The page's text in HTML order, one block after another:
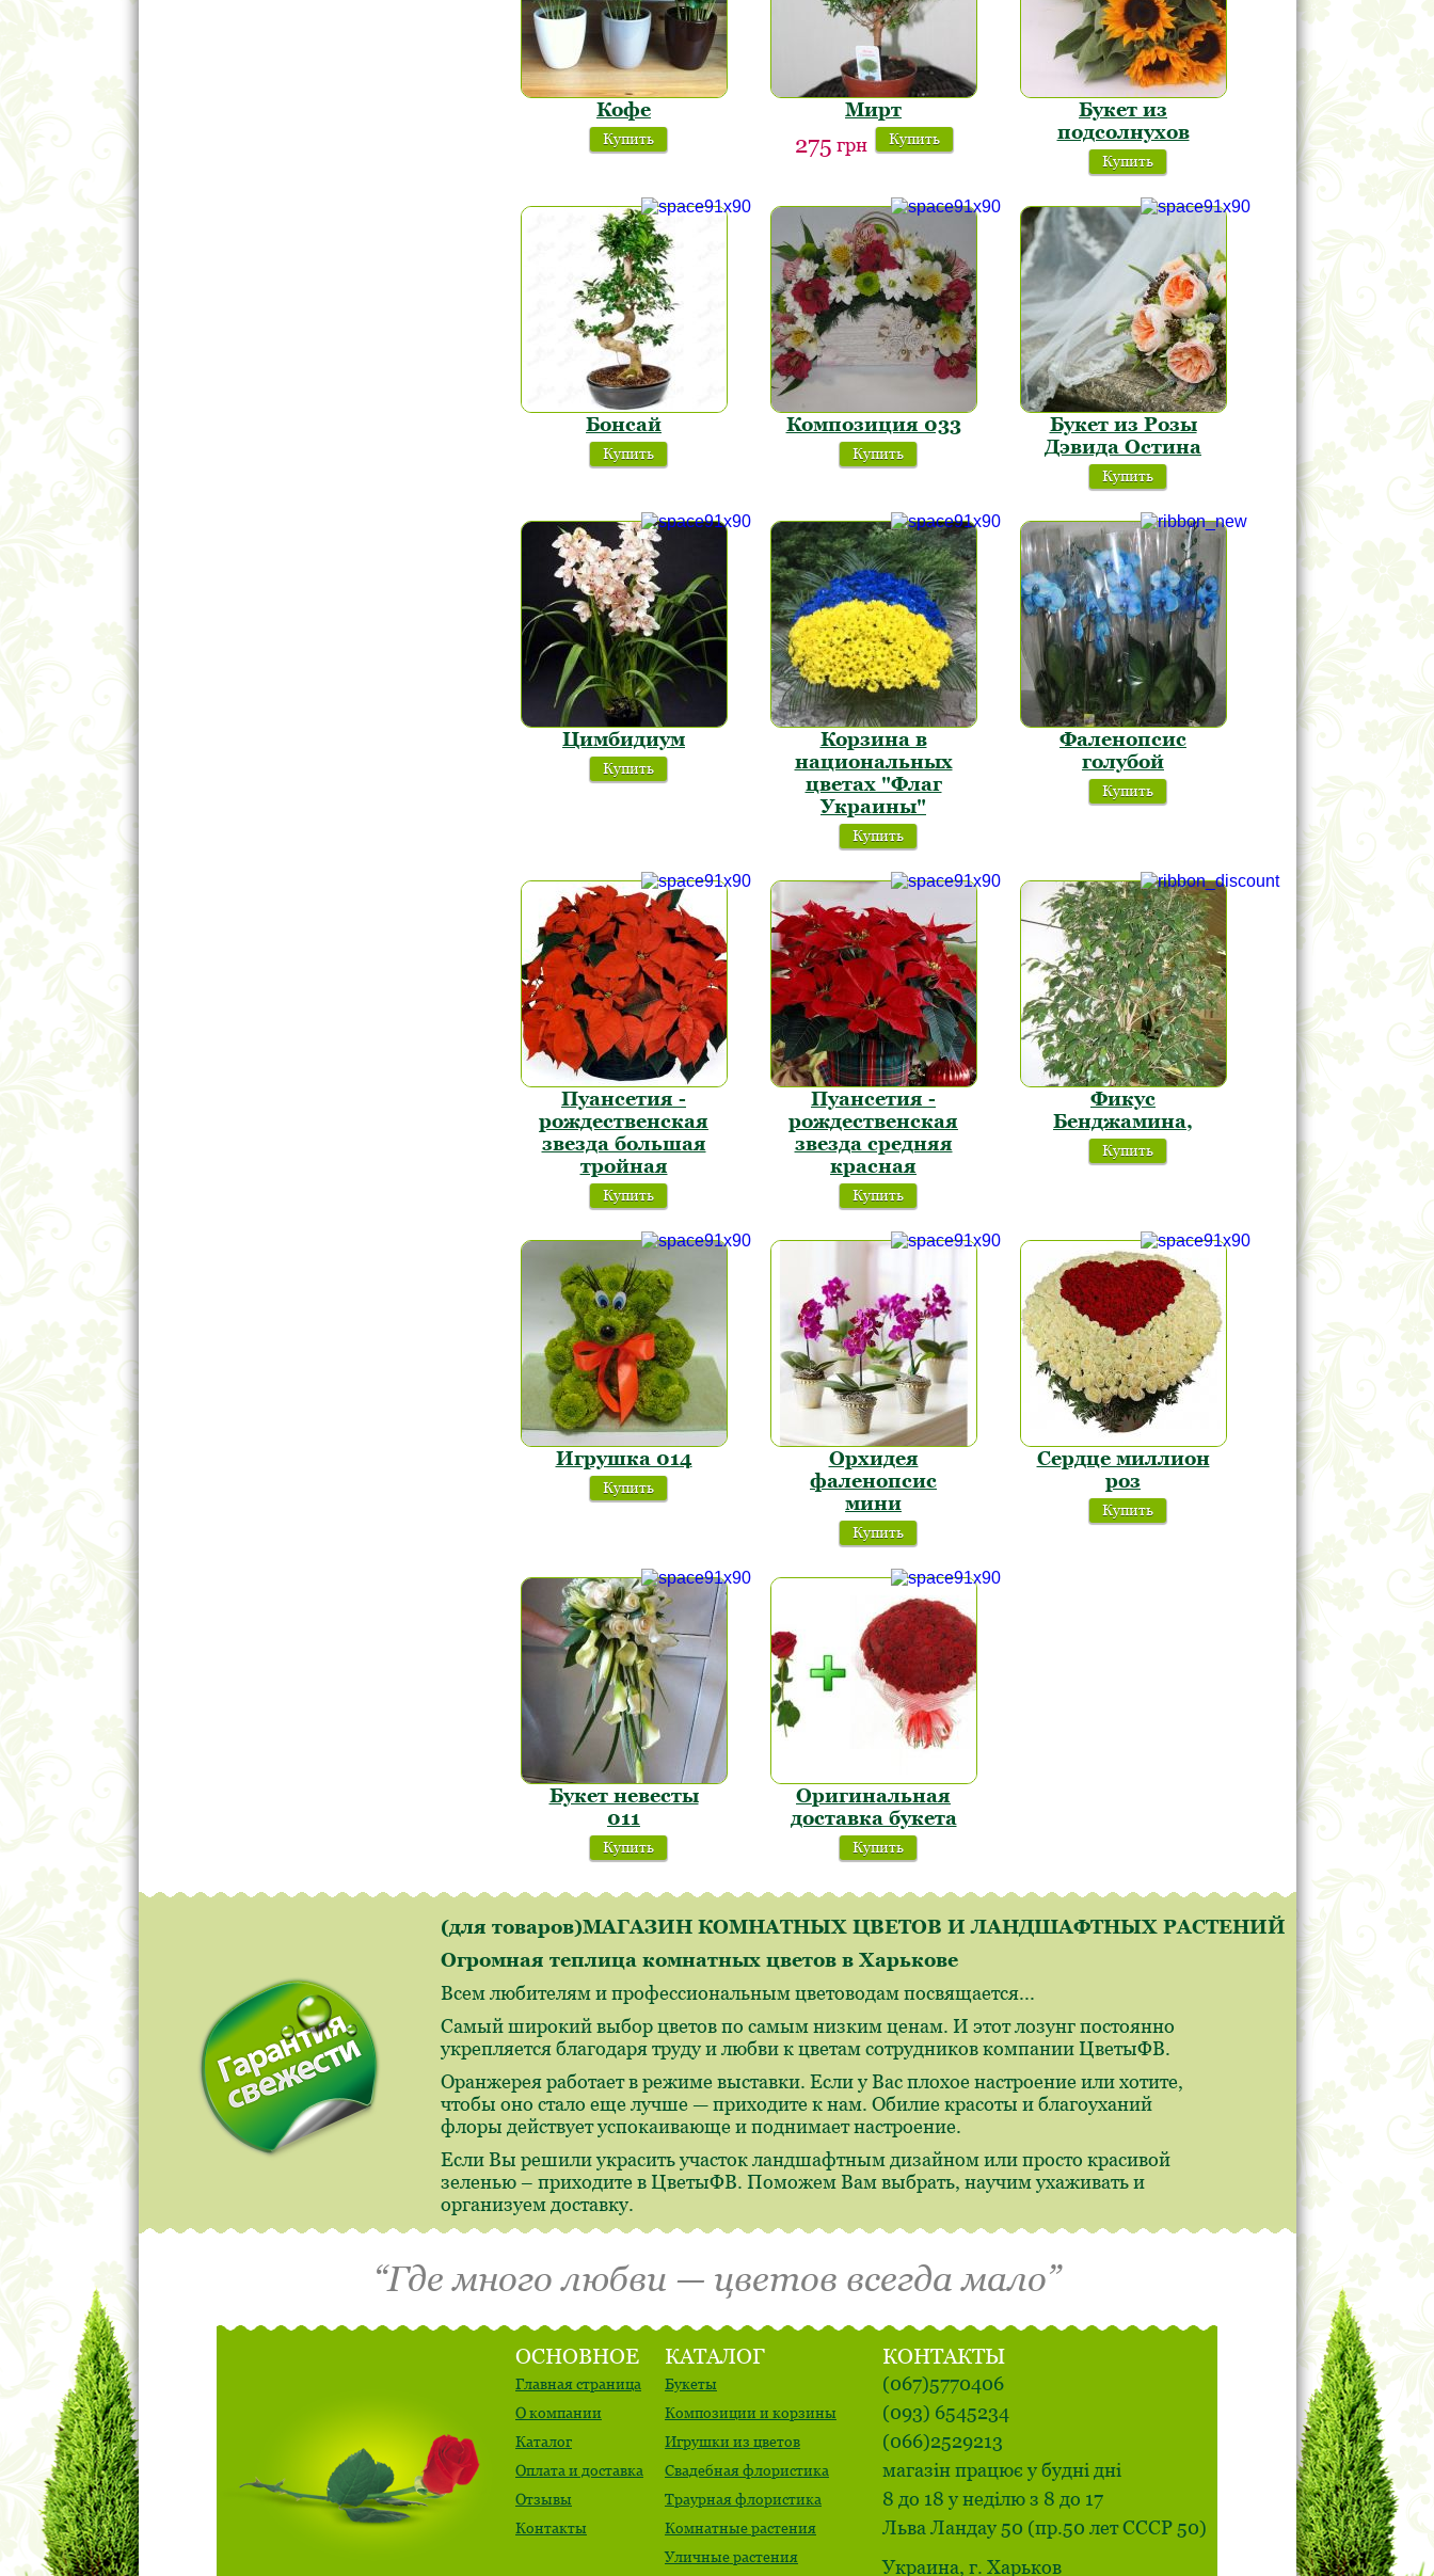
Кофе
Купить
Мирт
275 грн Купить
Букет из
подсолнухов
Купить
Бонсай
Купить
Композиция 033
Купить
Букет из Розы
Дэвида Остина
Купить
Цимбидиум
Купить
Корзина в
национальных
цветах "Флаг
Украины"
Купить
Фаленопсис
голубой
Купить
Пуансетия -
рождественская
звезда большая
тройная
Купить
Пуансетия -
рождественская
звезда средняя
красная
Купить
Фикус
Бенджамина,
Купить
Игрушка 014
Купить
Орхидея
фаленопсис
мини
Купить
Сердце миллион
роз
Купить
Букет невесты
011
Купить
Оригинальная
доставка букета
Купить
(для товаров)МАГАЗИН КОМНАТНЫХ ЦВЕТОВ И ЛАНДШАФТНЫХ РАСТЕНИЙ
Огромная теплица комнатных цветов в Харькове
Всем любителям и профессиональным цветоводам посвящается...
Самый широкий выбор цветов по самым низким ценам. И этот лозунг постоянно
укрепляется благодаря труду и любви к цветам сотрудников компании ЦветыФВ.
Оранжерея работает в режиме выставки. Если у Вас плохое настроение или хотите,
чтобы оно стало еще лучше — приходите к нам. Обилие красоты и благоуханий
флоры действует успокаивающе и поднимает настроение.
Если Вы решили украсить участок ландшафтным дизайном или просто красивой
зеленью – приходите в ЦветыФВ. Поможем Вам выбрать, научим ухаживать и
организуем доставку.
“Где много любви — цветов всегда мало”
ОСНОВНОЕ
Главная страница
О компании
Каталог
Оплата и доставка
Отзывы
Контакты
КАТАЛОГ
Букеты
Композиции и корзины
Игрушки из цветов
Свадебная флористика
Траурная флористика
Комнатные растения
Уличные растения
КОНТАКТЫ
(067)5770406
(093) 6545234
(066)2529213
магазін працює у будні дні
8 до 18 у неділю з 8 до 17
Льва Ландау 50 (пр.50 лет СССР 50)
Украина, г. Харьков